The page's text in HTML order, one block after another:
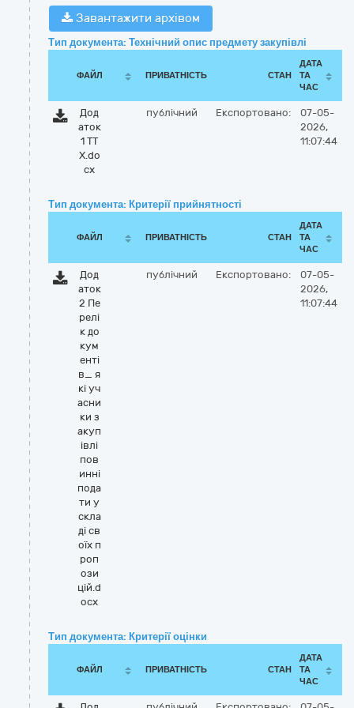
Завантажити архівом
Тип документа: Технічний опис предмету закупівлі
ФАЙЛ ПРИВАТНІСТЬ СТАН
ДАТА
ТА
ЧАС
Дод
аток
1 ТТ
Х.do
cx
публічний Експортовано:
07-05-
2026,
11:07:44
Тип документа: Критерії прийнятності
ФАЙЛ ПРИВАТНІСТЬ СТАН
ДАТА
ТА
ЧАС
Дод
аток
2 Пе
релі
к до
кум
енті
в_ я
кі уч
асни
ки з
акуп
івлі
пов
инні
пода
ти у
скла
ді св
оїх п
роп
ози
цій.d
ocx
публічний Експортовано:
07-05-
2026,
11:07:44
Тип документа: Критерії оцінки
ФАЙЛ ПРИВАТНІСТЬ СТАН
ДАТА
ТА
ЧАС